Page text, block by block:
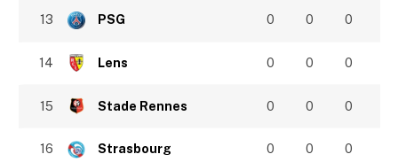
13 PSG 0 0 0
14 Lens 0 0 0
15 Stade Rennes 0 0 0
16 Strasbourg 0 0 0